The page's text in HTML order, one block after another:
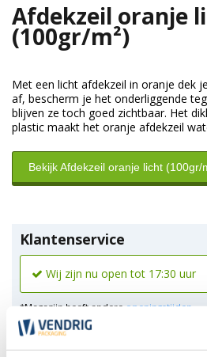
Afdekzeil oranje
(100gr/m²)
Met een licht afdekzeil in oranje dek
af, bescherm je het onderliggende
blijven ze toch goed zichtbaar. Het
plastic maakt het oranje afdekzeil
Bekijk Afdekzeil oranje licht (100gr/
Klantenservice
Wij zijn nu open tot 17:30 uur
*Magazijn heeft andereopeningstijden.